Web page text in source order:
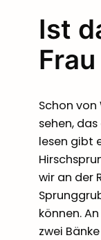
Ist
Schon
sehen,
lesen gibt
wir an der
können.
zwei